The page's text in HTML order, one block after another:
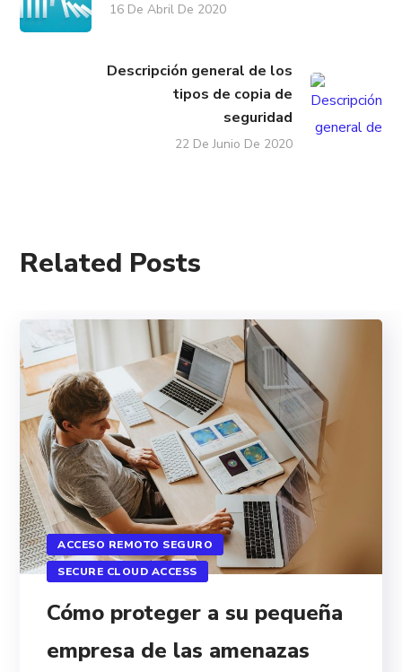
16 De Abril De 2020
Descripción general de los
tipos de copia de
seguridad
22 De Junio De 2020
Related Posts
ACCESO REMOTO SEGURO
SECURE CLOUD ACCESS
Cómo proteger a su pequeña
empresa de las amenazas